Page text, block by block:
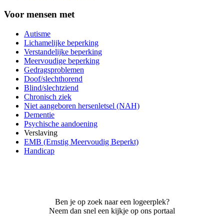
Voor mensen met
Autisme
Lichamelijke beperking
Verstandelijke beperking
Meervoudige beperking
Gedragsproblemen
Doof/slechthorend
Blind/slechtziend
Chronisch ziek
Niet aangeboren hersenletsel (NAH)
Dementie
Psychische aandoening
Verslaving
EMB (Ernstig Meervoudig Beperkt)
Handicap
Ben je op zoek naar een logeerplek?
Neem dan snel een kijkje op ons portaal